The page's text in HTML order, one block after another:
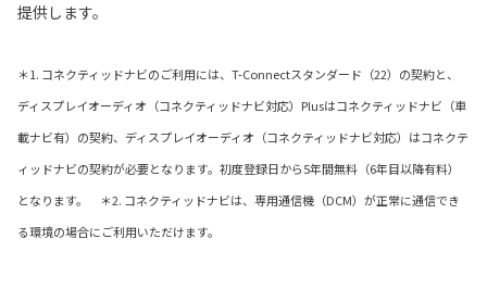
提供します。
＊1. コネクティッドナビのご利用には、T-Connectスタンダード（22）の契約と、
ディスプレイオーディオ（コネクティッドナビ対応）Plusはコネクティッドナビ（車
載ナビ有）の契約、ディスプレイオーディオ（コネクティッドナビ対応）はコネクテ
ィッドナビの契約が必要となります。初度登録日から5年間無料（6年目以降有料）
となります。 ＊2. コネクティッドナビは、専用通信機（DCM）が正常に通信でき
る環境の場合にご利用いただけます。